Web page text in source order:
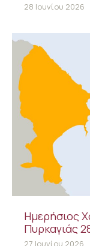
28 Ιουνίου 2026
Ημερήσιος
Πυρκαγιάς
27 Ιουνίου 2026